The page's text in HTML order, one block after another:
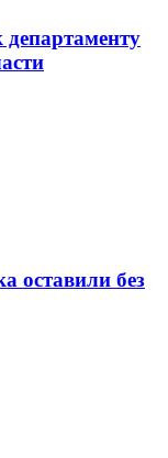
департаменту
оставили без